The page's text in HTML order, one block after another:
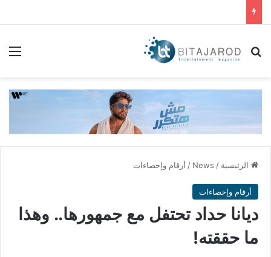
بحث عن
الرئيسية /
News
/ أرقام وإحصاءات
أرقام وإحصاءات
ديانا حداد تحتفل مع جمهورها.. وهذا
ما حققته!